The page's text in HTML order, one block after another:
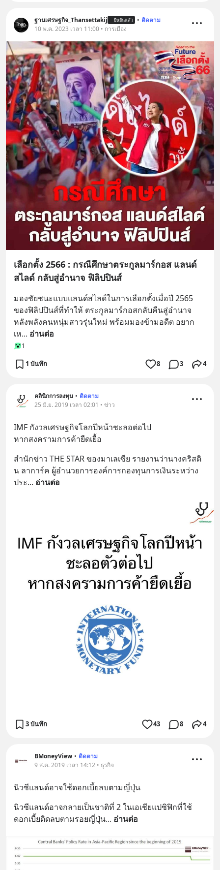
ฐานเศรษฐกิจ_Thansettakij ยืนยันแล้ว • ติดตาม
10 พ.ค. 2023 เวลา 11:00 • การเมือง
เลือกตั้ง 2566 : กรณีศึกษาตระกูลมาร์กอส แลนด์
สไลด์ กลับสู่อำนาจ ฟิลิปปินส์
มองชัยชนะแบบแลนด์สไลด์ในการเลือกตั้งเมื่อปี 2565
ของฟิลิปปินส์ที่ทำให้ ตระกูลมาร์กอสกลับคืนสู่อำนาจ
หลังพลังคนหนุ่มสาวรุ่นใหม่ พร้อมมองข้ามอดีต อยาก
เห... อ่านต่อ
1
1 บันทึก 8 3 4
คลินิกการลงทุน • ติดตาม
25 มิ.ย. 2019 เวลา 02:01 • ข่าว
IMF กังวลเศรษฐกิจโลกปีหน้าชะลอต่อไป
หากสงครามการค้ายืดเยื้อ
สำนักข่าว THE STAR ของมาเลเซีย รายงานว่านางคริสติ
น ลาการ์ค ผู้อำนวยการองค์การกองทุนการเงินระหว่าง
ประ... อ่านต่อ
3 บันทึก 43 8 4
BMoneyView • ติดตาม
9 ส.ค. 2019 เวลา 14:12 • ธุรกิจ
นิวซีแลนด์อาจใช้ดอกเบี้ยลบตามญี่ปุ่น
นิวซีแลนด์อาจกลายเป็นชาติที่ 2 ในเอเชียแปซิฟิกที่ใช้
ดอกเบี้ยติดลบตามรอยญี่ปุ่น... อ่านต่อ